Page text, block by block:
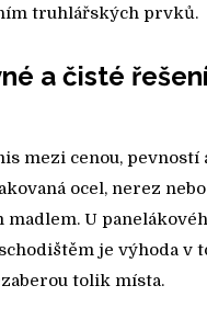
truhlářských prvků.
a čisté
mezi cenou, pevností
ocel, nerez
U
je výhoda v
tolik místa.